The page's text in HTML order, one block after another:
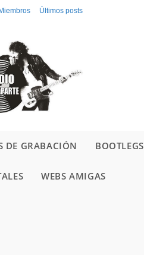
Miembros Últimos posts
DE GRABACIÓN BOOTLEGS
WEBS AMIGAS